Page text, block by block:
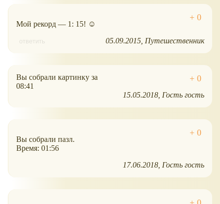
Мой рекорд — 1: 15! ☺
ответить 05.09.2015 Путешественник
Вы собрали картинку за
08:41
15.05.2018 Гость гость
Вы собрали пазл.
Время: 01:56
17.06.2018 Гость гость